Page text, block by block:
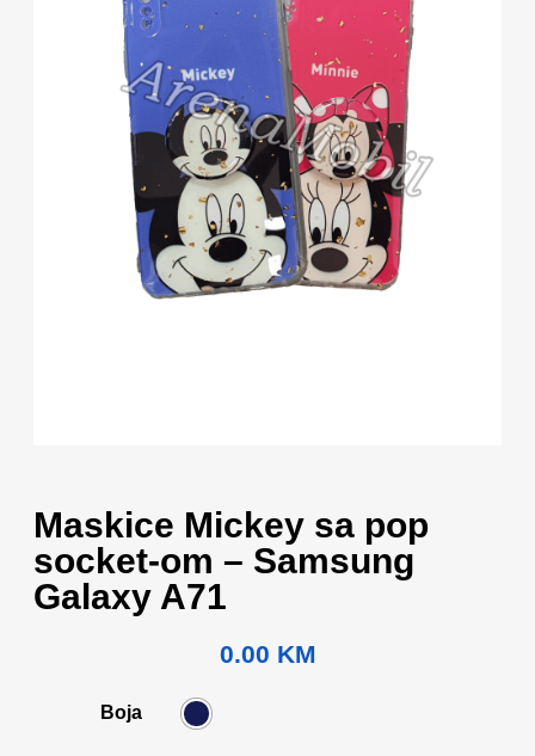
Maskice Mickey sa pop
socket-om – Samsung
Galaxy A71
0.00 KM
Boja